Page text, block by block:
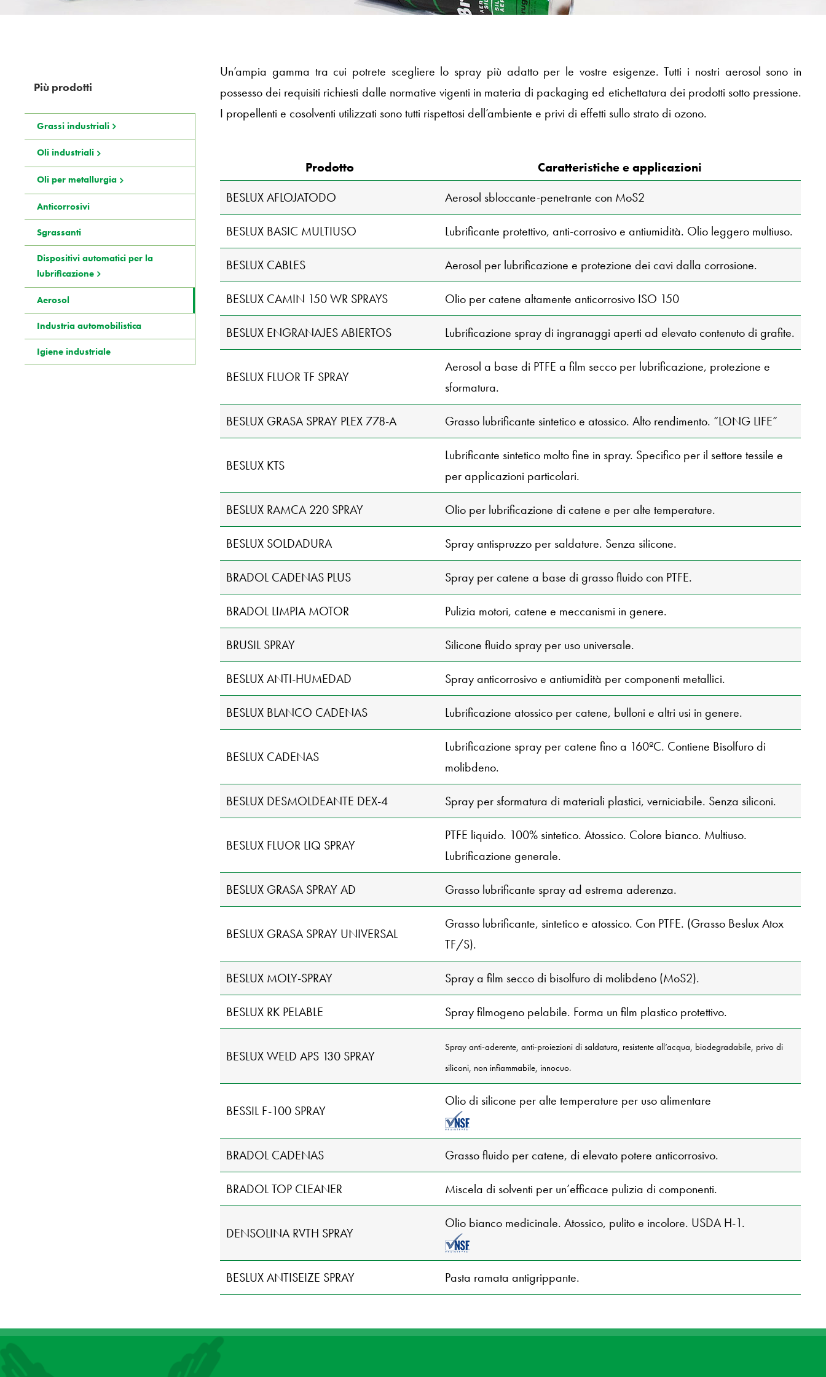
Un’ampia gamma tra cui potrete scegliere lo spray più adatto per le vostre esigenze. Tutti i nostri aerosol sono in
possesso dei requisiti richiesti dalle normative vigenti in materia di packaging ed etichettatura dei prodotti sotto pressione.
I propellenti e cosolventi utilizzati sono tutti rispettosi dell’ambiente e privi di effetti sullo strato di ozono.
Prodotto
Caratteristiche e applicazioni
BESLUX AFLOJATODO
Aerosol sbloccante-penetrante con MoS2
BESLUX BASIC MULTIUSO Lubrificante protettivo, anti-corrosivo e antiumidità. Olio leggero multiuso.
BESLUX CABLES Aerosol per lubrificazione e protezione dei cavi dalla corrosione.
BESLUX CAMIN 150 WR SPRAYS Olio per catene altamente anticorrosivo ISO 150
BESLUX ENGRANAJES ABIERTOS Lubrificazione spray di ingranaggi aperti ad elevato contenuto di grafite.
BESLUX FLUOR TF SPRAY
Aerosol a base di PTFE a film secco per lubrificazione, protezione e
sformatura.
BESLUX GRASA SPRAY PLEX 778-A Grasso lubrificante sintetico e atossico. Alto rendimento. “LONG LIFE”
BESLUX KTS
Lubrificante sintetico molto fine in spray. Specifico per il settore tessile e
per applicazioni particolari.
BESLUX RAMCA 220 SPRAY Olio per lubrificazione di catene e per alte temperature.
BESLUX SOLDADURA Spray antispruzzo per saldature. Senza silicone.
BRADOL CADENAS PLUS Spray per catene a base di grasso fluido con PTFE.
BRADOL LIMPIA MOTOR Pulizia motori, catene e meccanismi in genere.
BRUSIL SPRAY Silicone fluido spray per uso universale.
BESLUX ANTI-HUMEDAD Spray anticorrosivo e antiumidità per componenti metallici.
BESLUX BLANCO CADENAS Lubrificazione atossico per catene, bulloni e altri usi in genere.
BESLUX CADENAS
Lubrificazione spray per catene fino a 160ºC. Contiene Bisolfuro di
molibdeno.
BESLUX DESMOLDEANTE DEX-4 Spray per sformatura di materiali plastici, verniciabile. Senza siliconi.
BESLUX FLUOR LIQ SPRAY
PTFE liquido. 100% sintetico. Atossico. Colore bianco. Multiuso.
Lubrificazione generale.
BESLUX GRASA SPRAY AD Grasso lubrificante spray ad estrema aderenza.
BESLUX GRASA SPRAY UNIVERSAL
Grasso lubrificante, sintetico e atossico. Con PTFE. (Grasso Beslux Atox
TF/S).
BESLUX MOLY-SPRAY Spray a film secco di bisolfuro di molibdeno (MoS2).
BESLUX RK PELABLE Spray filmogeno pelabile. Forma un film plastico protettivo.
BESLUX WELD APS 130 SPRAY
Spray anti-aderente, anti-proiezioni di saldatura, resistente all’acqua, biodegradabile, privo di
siliconi, non infiammabile, innocuo.
BESSIL F-100 SPRAY
Olio di silicone per alte temperature per uso alimentare
BRADOL CADENAS Grasso fluido per catene, di elevato potere anticorrosivo.
BRADOL TOP CLEANER Miscela di solventi per un’efficace pulizia di componenti.
DENSOLINA RVTH SPRAY
Olio bianco medicinale. Atossico, pulito e incolore. USDA H-1.
BESLUX ANTISEIZE SPRAY Pasta ramata antigrippante.
Più prodotti
Grassi industriali
Oli industriali
Oli per metallurgia
Anticorrosivi
Sgrassanti
Dispositivi automatici per la
lubrificazione
Aerosol
Industria automobilistica
Igiene industriale